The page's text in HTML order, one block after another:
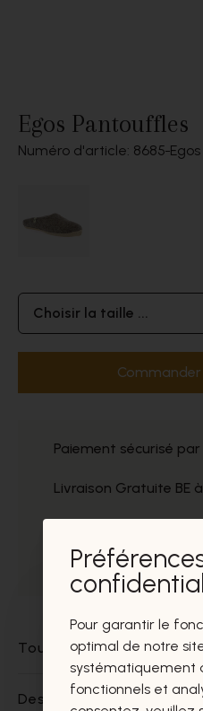
Egos Pantouffles
Numéro d'article: 8685 Egos
Choisir la taille ...
Paiement sécurisé par
Livraison Gratuite BE
Prélèvement gratuit
Tout sur ce produit
Des questions sur ce
Pour garantir le
optimal de notre
systématiquement
fonctionnels et